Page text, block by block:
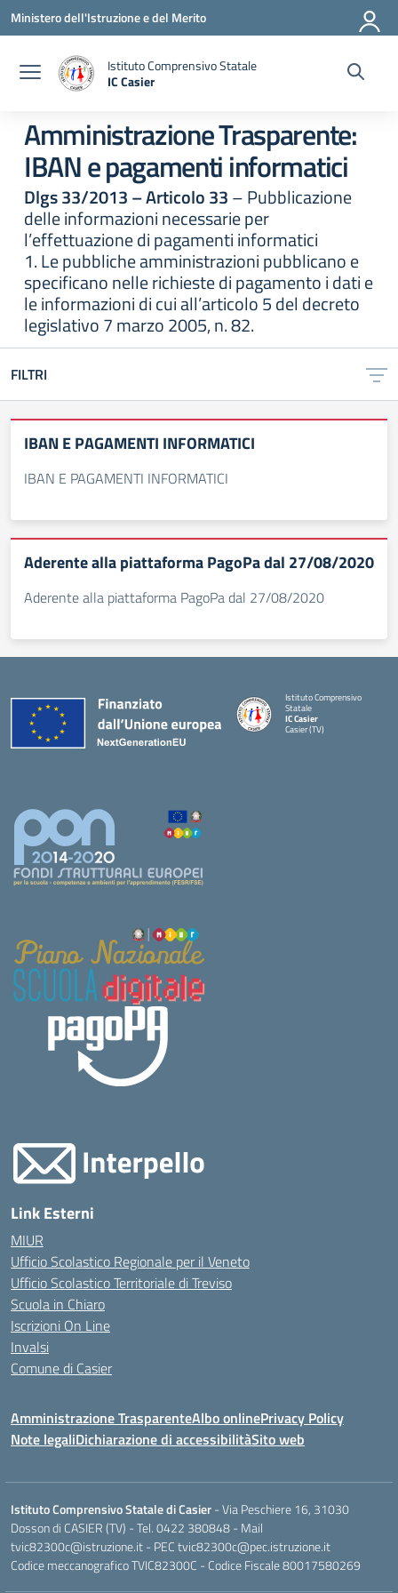
Vai ai contenuti
Vai al menu di navigazione
Vai al footer
Ministero dell'Istruzione e del Merito
Istituto Comprensivo Statale
IC Casier
Amministrazione Trasparente:
IBAN e pagamenti informatici
Dlgs 33/2013 – Articolo 33– Pubblicazione
delle informazioni necessarie per
l’effettuazione di pagamenti informatici
1. Le pubbliche amministrazioni pubblicano e
specificano nelle richieste di pagamento i dati e
le informazioni di cui all’articolo 5 del decreto
legislativo 7 marzo 2005, n. 82.
FILTRI
IBAN E PAGAMENTI INFORMATICI
IBAN E PAGAMENTI INFORMATICI
Aderente alla piattaforma PagoPa dal 27/08/2020
Aderente alla piattaforma PagoPa dal 27/08/2020
Istituto Comprensivo
Statale
IC Casier
Casier (TV)
Link Esterni
MIUR
Ufficio Scolastico Regionale per il Veneto
Ufficio Scolastico Territoriale di Treviso
Scuola in Chiaro
Iscrizioni On Line
Invalsi
Comune di Casier
Amministrazione TrasparenteAlbo onlinePrivacy Policy
Note legaliDichiarazione di accessibilitàSito web
Istituto Comprensivo Statale di Casier- Via Peschiere 16, 31030
Dosson di CASIER (TV) - Tel.0422 380848- Mail
tvic82300c@istruzione.it- PECtvic82300c@pec.istruzione.it
Codice meccanografico TVIC82300C - Codice Fiscale 80017580269